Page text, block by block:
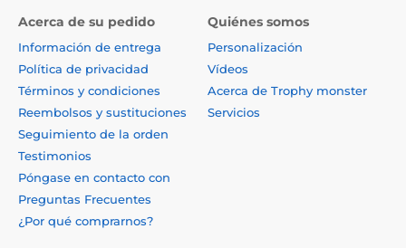
Acerca de su pedido
Información de entrega
Política de privacidad
Términos y condiciones
Reembolsos y sustituciones
Seguimiento de la orden
Testimonios
Póngase en contacto con
Preguntas Frecuentes
¿Por qué comprarnos?
Quiénes somos
Personalización
Vídeos
Acerca de Trophy monster
Servicios